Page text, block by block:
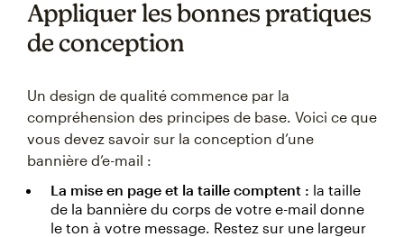
Appliquer les bonnes pratiques
de conception
Un design de qualité commence par la
compréhension des principes de base. Voici ce que
vous devez savoir sur la conception d’une
bannière d’e-mail :
La mise en page et la taille comptent : la taille
de la bannière du corps de votre e-mail donne
le ton à votre message. Restez sur une largeur